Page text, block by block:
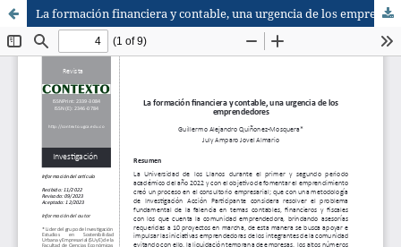
La formación financiera y contable, una urgencia de los emprendedores